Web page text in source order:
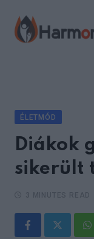
content
ÉLETMÓD
Diákok
sikerült